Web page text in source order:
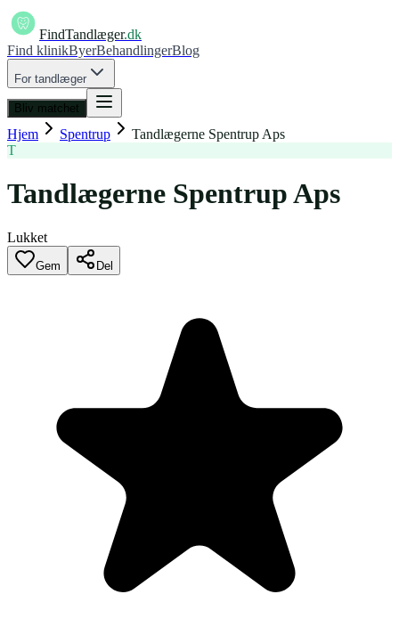
FindTandlæger.dk
Find klinikByerBehandlingerBlog
For tandlæger
Bliv matchet
Hjem Spentrup
Tandlægerne Spentrup Aps
T
Tandlægerne Spentrup Aps
Lukket
Gem Del